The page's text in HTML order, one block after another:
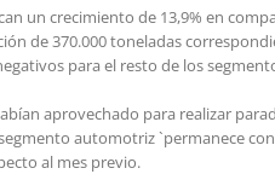
un crecimiento de 13,9% en
de 370.000 toneladas
para el resto de los
aprovechado para realizar
automotriz `permanece
al mes previo.